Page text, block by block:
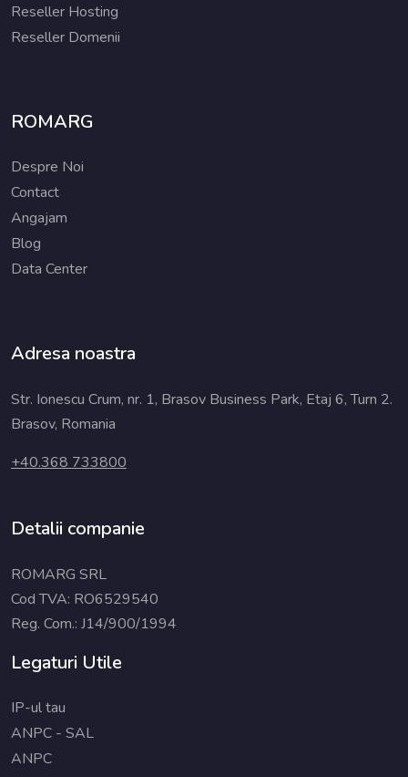
Reseller Hosting
Reseller Domenii
ROMARG
Despre Noi
Contact
Angajam
Blog
Data Center
Adresa noastra
Str. Ionescu Crum, nr. 1, Brasov Business Park, Etaj 6, Turn 2.
Brasov, Romania
+40.368 733800
Detalii companie
ROMARG SRL
Cod TVA: RO6529540
Reg. Com.: J14/900/1994
Legaturi Utile
IP-ul tau
ANPC - SAL
ANPC